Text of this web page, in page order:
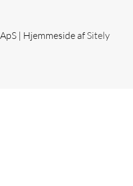
| Hjemmeside af Sitely